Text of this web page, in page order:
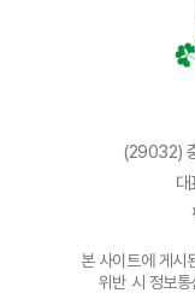
(29032)
대
본 사이트에 게시
위반 시 정보통